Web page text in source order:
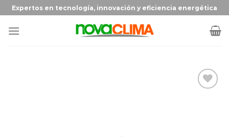
Expertos en tecnología, innovación y eficiencia energética